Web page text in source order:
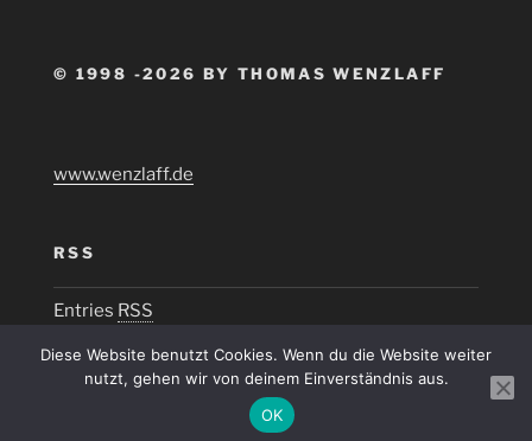
© 1998 -2026 BY THOMAS WENZLAFF
www.wenzlaff.de
RSS
Entries RSS
Diese Website benutzt Cookies. Wenn du die Website weiter
nutzt, gehen wir von deinem Einverständnis aus.
OK